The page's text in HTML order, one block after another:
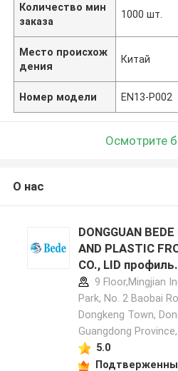
Количество мин
заказа
1000 шт.
Место происхож
дения
Китай
Номер модели EN13-P002
Осмотрите
О нас
DONGGUAN
AND PLASTIC
CO., LID профиль
производителя
9 Floor,Mingjian
Park, No. 2 Baobai
Dongkeng Town,
Guangdong
5.0